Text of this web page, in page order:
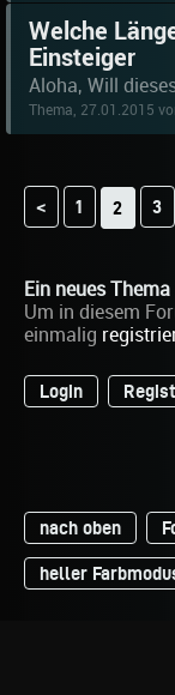
Welche
Einsteiger
Aloha, Will
Thema, 27.01.2015
< 1 2 3
Ein neues
Um in diesem
einmalig
Login
nach oben
heller